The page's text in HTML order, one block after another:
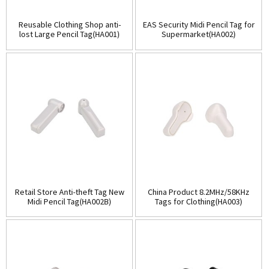
Reusable Clothing Shop anti-
lost Large Pencil Tag(HA001)
EAS Security Midi Pencil Tag for
Supermarket(HA002)
Retail Store Anti-theft Tag New
Midi Pencil Tag(HA002B)
China Product 8.2MHz/58KHz
Tags for Clothing(HA003)